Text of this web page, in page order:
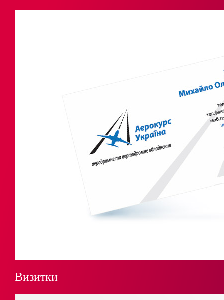
Визитки